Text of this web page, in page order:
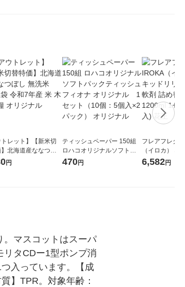
トレット】【新米切
北海道産ななつぼ
米 5kg 1袋 令和7年産
円
ティッシュペーパー 150組
ロハコオリジナルソフトパ
ックティッシュ フィオナ オ
470円
フレアフレグ
（イロカ） ネ
ーの香り 柔軟
6,582円
。マスコットはスーパ
タCDー1型ポンプ消
入っています。【成
】TPR。対象年齢：